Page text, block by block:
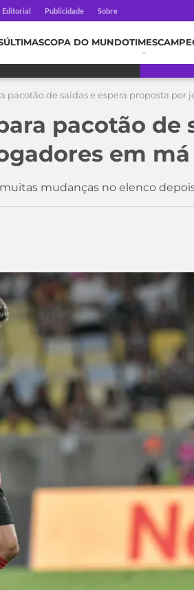
Editorial Publicidade Sobre
ÚLTIMASCOPA DO MUNDOTIMES
pacotão de saídas e espera proposta por
pacotão de
em má
mudanças no elenco